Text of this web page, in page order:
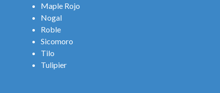
Maple Rojo
Nogal
Roble
Sicomoro
Tilo
Tulipier